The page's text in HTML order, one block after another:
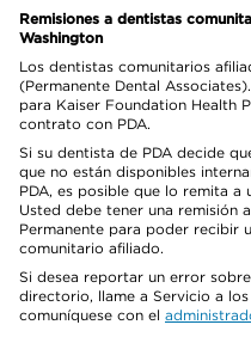
Remisiones a dentistas
Washington
Los dentistas comunitarios
(Permanente Dental
para Kaiser Foundation Health
contrato con PDA.
Si su dentista de PDA decide
que no están disponibles
PDA, es posible que lo remita
Usted debe tener una remisión
Permanente para poder recibir
comunitario afiliado.
Si desea reportar un error
directorio, llame a Servicio a
comuníquese con el